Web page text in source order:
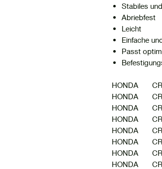
Stabiles
Abriebfest
Leicht
Einfache
Passt
HONDA
HONDA
HONDA
HONDA
HONDA
HONDA
HONDA